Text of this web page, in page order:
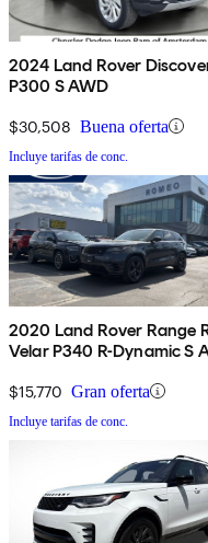
2024 Land Rover
P300 S AWD
$30,508 Buena oferta
Incluye tarifas de conc.
2020 Land Rover Range
Velar P340 R-Dynamic S
$15,770 Gran oferta
Incluye tarifas de conc.